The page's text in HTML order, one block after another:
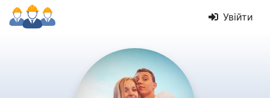
Увійти